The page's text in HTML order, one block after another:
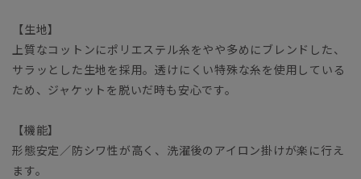
【生地】
上質なコットンにポリエステル糸をやや多めにブレンドした、
サラッとした生地を採用。透けにくい特殊な糸を使用している
ため、ジャケットを脱いだ時も安心です。
【機能】
形態安定／防シワ性が高く、洗濯後のアイロン掛けが楽に行え
ます。